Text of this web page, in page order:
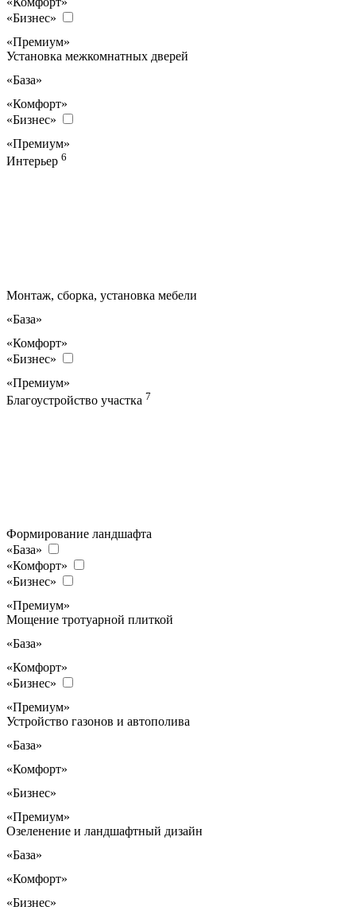
«Бизнес»
«Премиум»
Установка межкомнатных дверей
«База»
«Комфорт»
«Бизнес»
«Премиум»
Интерьер 6
Монтаж, сборка, установка мебели
«База»
«Комфорт»
«Бизнес»
«Премиум»
Благоустройство участка 7
Формирование ландшафта
«База»
«Комфорт»
«Бизнес»
«Премиум»
Мощение тротуарной плиткой
«База»
«Комфорт»
«Бизнес»
«Премиум»
Устройство газонов и автополива
«База»
«Комфорт»
«Бизнес»
«Премиум»
Озеленение и ландшафтный дизайн
«База»
«Комфорт»
«Бизнес»